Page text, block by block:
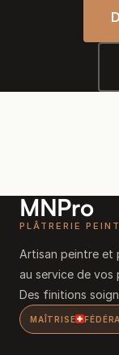
MNPro
PLÂTRERIE
Artisan peintre et
au service de
Des finitions
MAÎTRISE